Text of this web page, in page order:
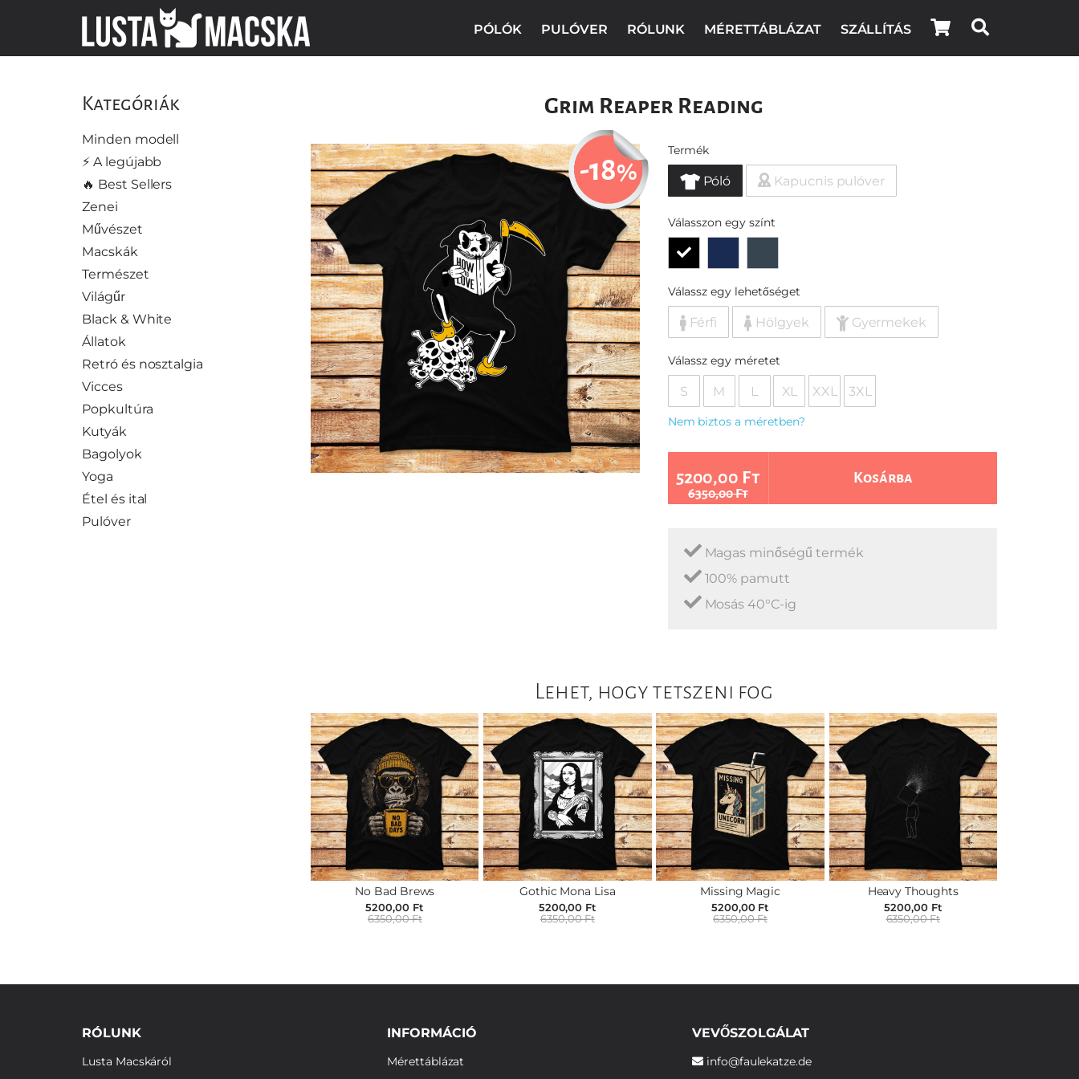
PÓLÓK PULÓVER RÓLUNK MÉRETTÁBLÁZAT SZÁLLÍTÁS
Kategóriák
Minden modell
⚡️ A legújabb
🔥 Best Sellers
Zenei
Művészet
Macskák
Természet
Világűr
Black & White
Állatok
Retró és nosztalgia
Vicces
Popkultúra
Kutyák
Bagolyok
Yoga
Étel és ital
Pulóver
Grim Reaper Reading
-18%
Termék
Póló Kapucnis pulóver
Válasszon egy színt
Válassz egy lehetőséget
Férfi Hölgyek Gyermekek
Válassz egy méretet
S M L XL XXL 3XL
Nem biztos a méretben?
5200,00 Ft
6350,00 Ft
Kosárba
Magas minőségű termék
100% pamutt
Mosás 40°C-ig
Lehet, hogy tetszeni fog
No Bad Brews
5200,00 Ft
6350,00 Ft
Gothic Mona Lisa
5200,00 Ft
6350,00 Ft
Missing Magic
5200,00 Ft
6350,00 Ft
Heavy Thoughts
5200,00 Ft
6350,00 Ft
RÓLUNK
Lusta Macskáról
INFORMÁCIÓ
Mérettáblázat
VEVŐSZOLGÁLAT
info@faulekatze.de